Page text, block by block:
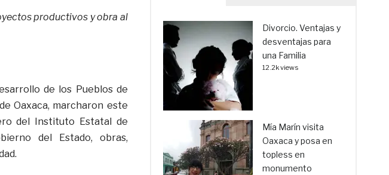
productivos y obra al
de los Pueblos de
Oaxaca, marcharon este
del Instituto Estatal de
del Estado, obras,
Divorcio. Ventajas y
desventajas para
una Familia
12.2k views
Mía Marín visita
Oaxaca y posa en
topless en
monumento